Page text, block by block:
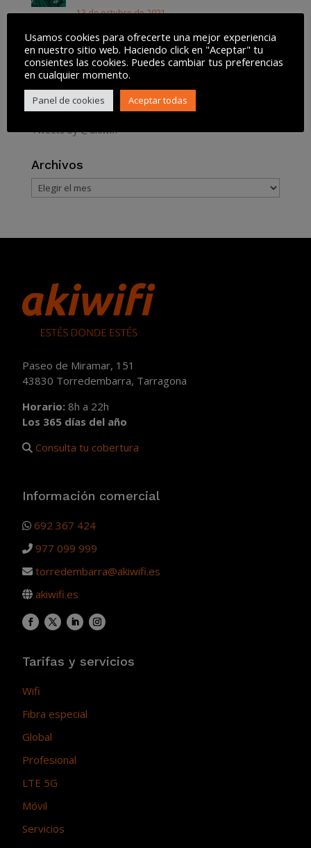
13 de octubre de 2021
Así funciona la Lista Robinson para
dejar de recibir SPAM
Tweets by @akiwifi
Archivos
Archivos
Paseo de Miramar, 151
43830 Torredembarra, Tarragona
Horario: 8h a 22h
Los 365 días del año
Consulta tu cobertura
Información comercial
692 367 424
977 099 999
torredembarra@akiwifi.es
akiwifi.es
Tarifas y servicios
Wifi
Fibra especial
Global
Profesional
LTE 5G
Móvil
Servicios
Usamos cookies para ofrecerte una mejor experiencia
en nuestro sitio web. Haciendo click en "Aceptar" tu
consientes las cookies. Puedes cambiar tus preferencias
en cualquier momento.
Panel de cookies Aceptar todas